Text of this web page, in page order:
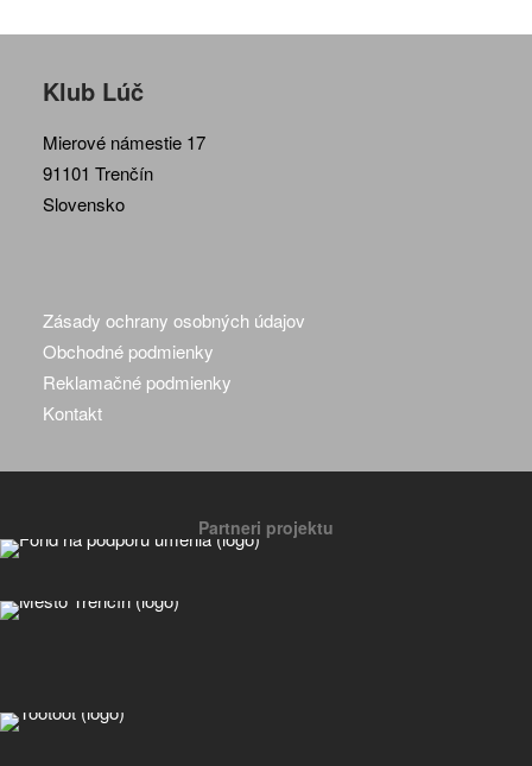
Klub Lúč
Mierové námestie 17
91101 Trenčín
Slovensko
Zásady ochrany osobných údajov
Obchodné podmienky
Reklamačné podmienky
Kontakt
Partneri projektu